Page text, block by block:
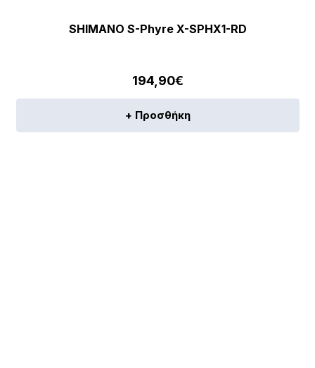
SHIMANO S-Phyre X-SPHX1-RD
194,90€
+ Προσθήκη